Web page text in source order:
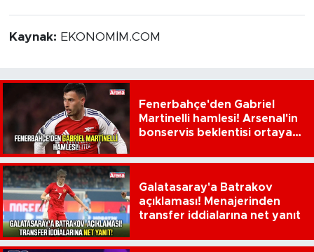
Kaynak: EKONOMİM.COM
Fenerbahçe'den Gabriel
Martinelli hamlesi! Arsenal'in
bonservis beklentisi ortaya
Galatasaray'a Batrakov
açıklaması! Menajerinden
transfer iddialarına net yanıt